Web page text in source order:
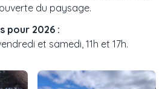
du paysage.
pour 2026 :
et samedi, 11h et 17h.